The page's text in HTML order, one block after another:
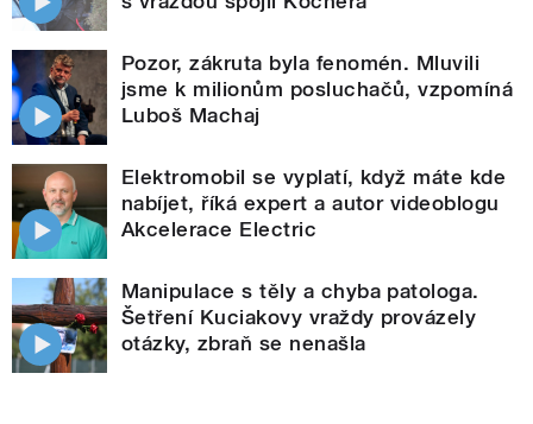
Pozor, zákruta byla fenomén. Mluvili
jsme k milionům posluchačů, vzpomíná
Luboš Machaj
Elektromobil se vyplatí, když máte kde
nabíjet, říká expert a autor videoblogu
Akcelerace Electric
Manipulace s těly a chyba patologa.
Šetření Kuciakovy vraždy provázely
otázky, zbraň se nenašla